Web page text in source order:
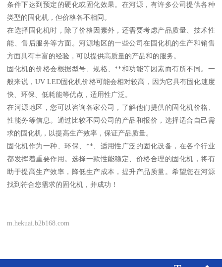
条件下达到预定的硬化或固化效果。在河源，有许多公司提供各种
类型的固化机，但价格各不相同。
在选择固化机时，除了价格因素外，还需要考虑产品质量、技术性
能、售后服务等方面。河源地区的一些公司在固化机的生产和销售
方面具有丰富的经验，可以提供高质量的产品和的服务。
固化机的价格会根据型号、规格、**和功能等因素而有所不同。一
般来说，UV LED固化机价格可能会相对较高，因为它具有固化速度
快、环保、低耗能等优点，适用性广泛。
在河源地区，您可以咨询各家公司，了解他们提供的固化机价格、
性能务等信息。通过比较不同公司的产品和报价，选择适合自己需
求的固化机，以提高生产效率，保证产品质量。
固化机作为一种、环保、**、适用性广泛的固化设备，在各个行业
都发挥着重要作用。选择一款性能稳定、价格合理的固化机，将有
助于提高生产效率，降低生产成本，提升产品质量。希望您在河源
找到符合您需求的固化机，并成功！
m.hekuai.b2b168.com